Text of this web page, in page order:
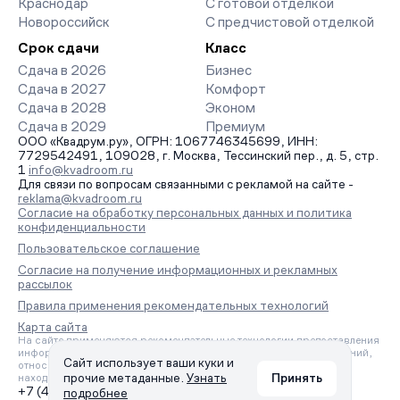
Краснодар
Новороссийск
С готовой отделкой
С предчистовой отделкой
Срок сдачи
Сдача в 2026
Сдача в 2027
Сдача в 2028
Сдача в 2029
Класс
Бизнес
Комфорт
Эконом
Премиум
ООО «Квадрум.ру», ОГРН: 1067746345699, ИНН:
7729542491, 109028, г. Москва, Тессинский пер., д. 5, стр.
1 info@kvadroom.ru
Для связи по вопросам связанными с рекламой на сайте -
reklama@kvadroom.ru
Согласие на обработку персональных данных и политика
конфиденциальности
Пользовательское соглашение
Согласие на получение информационных и рекламных
рассылок
Правила применения рекомендательных технологий
Карта сайта
На сайте применяются рекомендательные технологии предоставления
информации на основе сбора, систематизации и анализа сведений,
относящихся к предпочтениям пользователей сети «Интернет»,
находящихся на территории Российской Федерации.
+7 (495) 157-88-80
Сайт использует ваши куки и
прочие метаданные. Узнать
подробнее
Принять